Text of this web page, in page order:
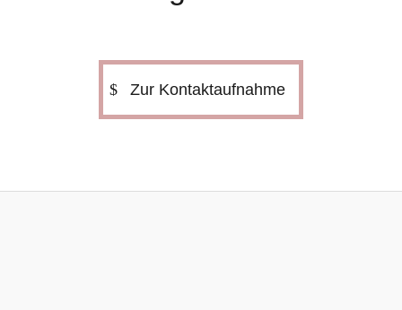
Zur Kontaktaufnahme